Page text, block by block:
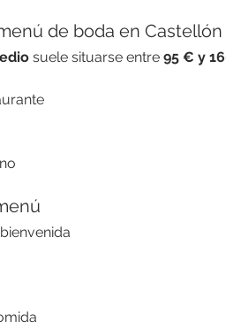
de boda en Castellón
suele situarse entre 95 € y